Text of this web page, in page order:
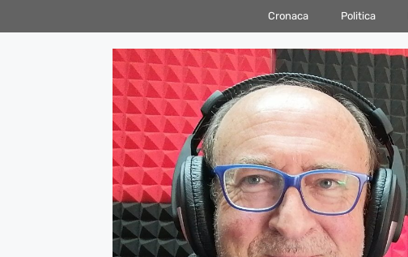
al
Cronaca Politica